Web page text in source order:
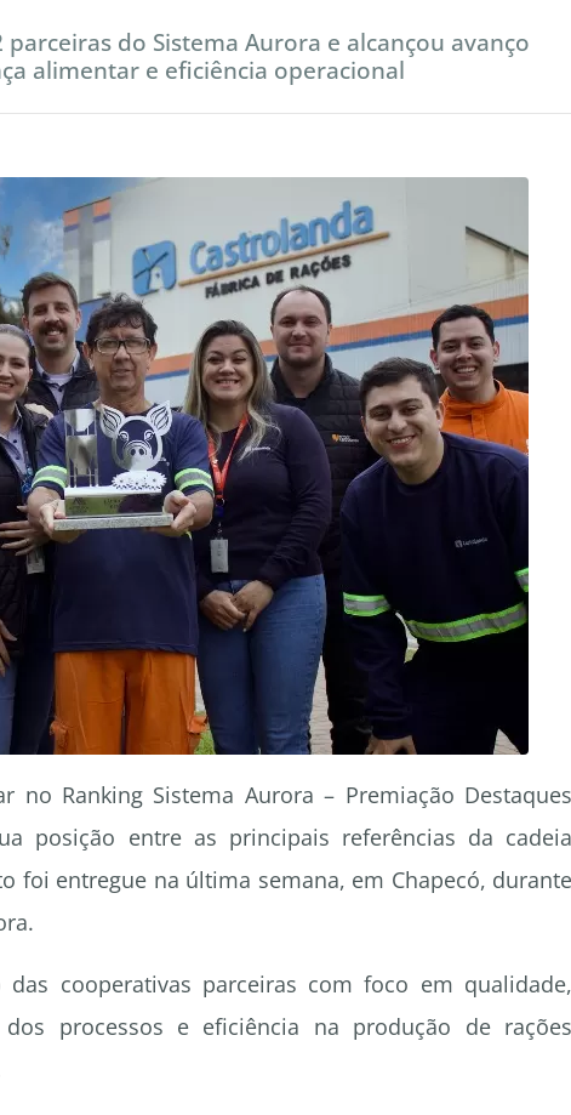
do Sistema Aurora e alcançou avanço
alimentar e eficiência operacional
no Ranking Sistema Aurora – Premiação Destaques
posição entre as principais referências da cadeia
foi entregue na última semana, em Chapecó, durante
cooperativas parceiras com foco em qualidade,
dos processos e eficiência na produção de rações